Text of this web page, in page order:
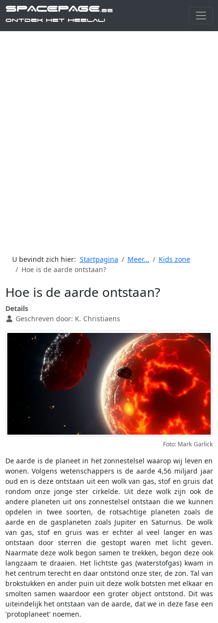
SPACEPAGE.be
Ontdek het heelal!
U bevindt zich hier: Startpagina Meer...
Kids zone
Hoe is de aarde ontstaan?
Hoe is de aarde ontstaan?
Details
Geschreven door: K. Christiaens
Foto: Mark Garlick
De aarde is de planeet in het zonnestelsel waarop wij leven en
wonen. Volgens wetenschappers is de aarde 4,56 miljard jaar
oud en is deze ontstaan uit een wolk van gas, stof en gruis dat
rondom onze jonge ster cirkelde. Uit deze wolk zijn ook de
andere planeten uit ons zonnestelsel ontstaan die we kunnen
opdelen in twee soorten, de rotsachtige planeten zoals de
aarde en de gasplaneten zoals Jupiter en Saturnus. De wolk
van gas, stof en gruis was er echter al veel langer en was
ontstaan door sterren die gestopt waren met licht geven.
Naarmate deze wolk begon samen te trekken, begon deze ook
langzaam te draaien. Het lichtste gas (waterstofgas) kwam in
het centrum terecht en daar ontstond onze ster, de zon. Tal van
brokstukken en ander puin uit deze wolk botsten met elkaar en
smolten samen waardoor een groter object ontstond. Dit was
uiteindelijk het ontstaan van de aarde, dat we in deze fase een
'protoplaneet' noemen.